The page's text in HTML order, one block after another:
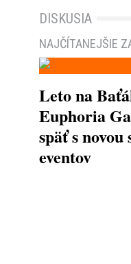
DISKUSIA
NAJČÍTANEJŠIE
Leto na
Euphoria
späť s
eventov